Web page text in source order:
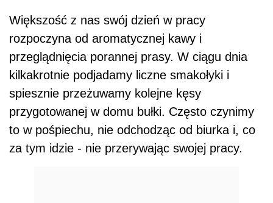
Większość z nas swój dzień w pracy
rozpoczyna od aromatycznej kawy i
przeglądnięcia porannej prasy. W ciągu dnia
kilkakrotnie podjadamy liczne smakołyki i
spiesznie przeżuwamy kolejne kęsy
przygotowanej w domu bułki. Często czynimy
to w pośpiechu, nie odchodząc od biurka i, co
za tym idzie - nie przerywając swojej pracy.